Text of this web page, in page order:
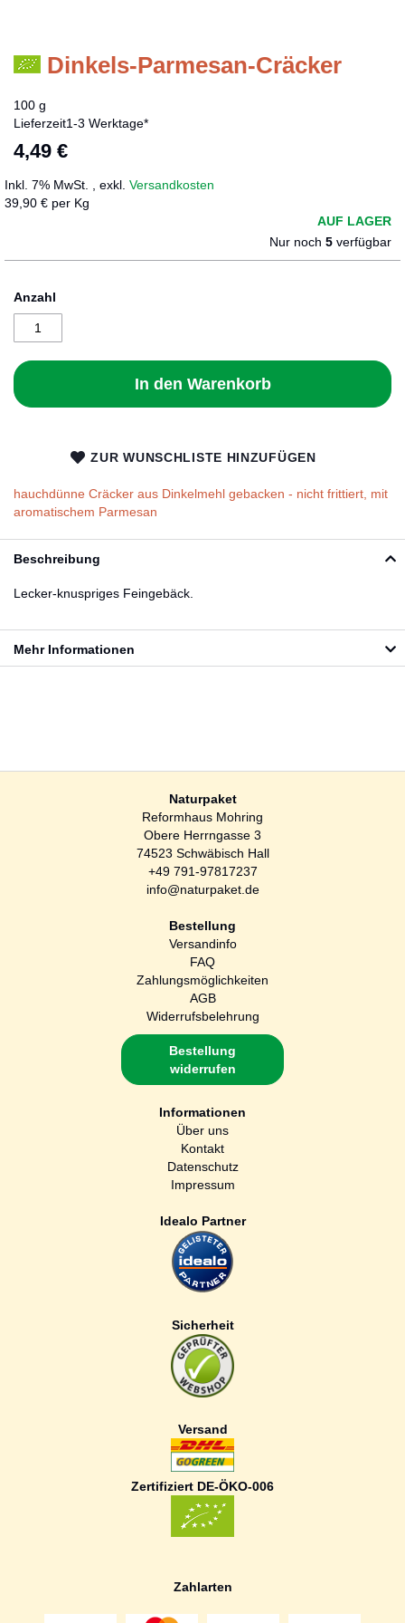
Dinkels-Parmesan-Cräcker
100 g
Lieferzeit1-3 Werktage*
4,49 €
Inkl. 7% MwSt. exkl. Versandkosten
39,90 € per Kg
AUF LAGER
Nur noch 5 verfügbar
Anzahl
In den Warenkorb
ZUR WUNSCHLISTE HINZUFÜGEN
hauchdünne Cräcker aus Dinkelmehl gebacken - nicht frittiert, mit
aromatischem Parmesan
Zum
Bildergalerie
Beschreibung
Lecker-knuspriges Feingebäck.
Mehr Informationen
Naturpaket
Reformhaus Mohring
Obere Herrngasse 3
74523 Schwäbisch Hall
+49 791-97817237
info@naturpaket.de
Bestellung
Versandinfo
FAQ
Zahlungsmöglichkeiten
AGB
Widerrufsbelehrung
Bestellung
widerrufen
Informationen
Über uns
Kontakt
Datenschutz
Impressum
Idealo Partner
Sicherheit
Versand
Zertifiziert DE-ÖKO-006
Zahlarten